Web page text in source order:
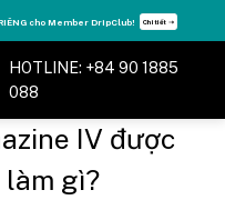
cho Member DripClub! Chi tiết ➝
HOTLINE: +84 90 1885
088
IV được
gì?